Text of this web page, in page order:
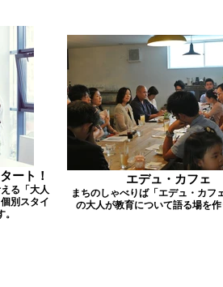
ート！
る「大人
別スタイ
エデュ・カフェ
まちのしゃべりば「エデュ・カフ
の大人が教育について語る場を作